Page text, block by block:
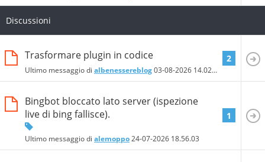
Discussioni
Trasformare plugin in codice
Ultimo messaggio di albenessereblog03-08-2026 14.02.32
2
Bingbot bloccato lato server (ispezione
live di bing fallisce).
Ultimo messaggio di alemoppo24-07-2026 18.56.03
1